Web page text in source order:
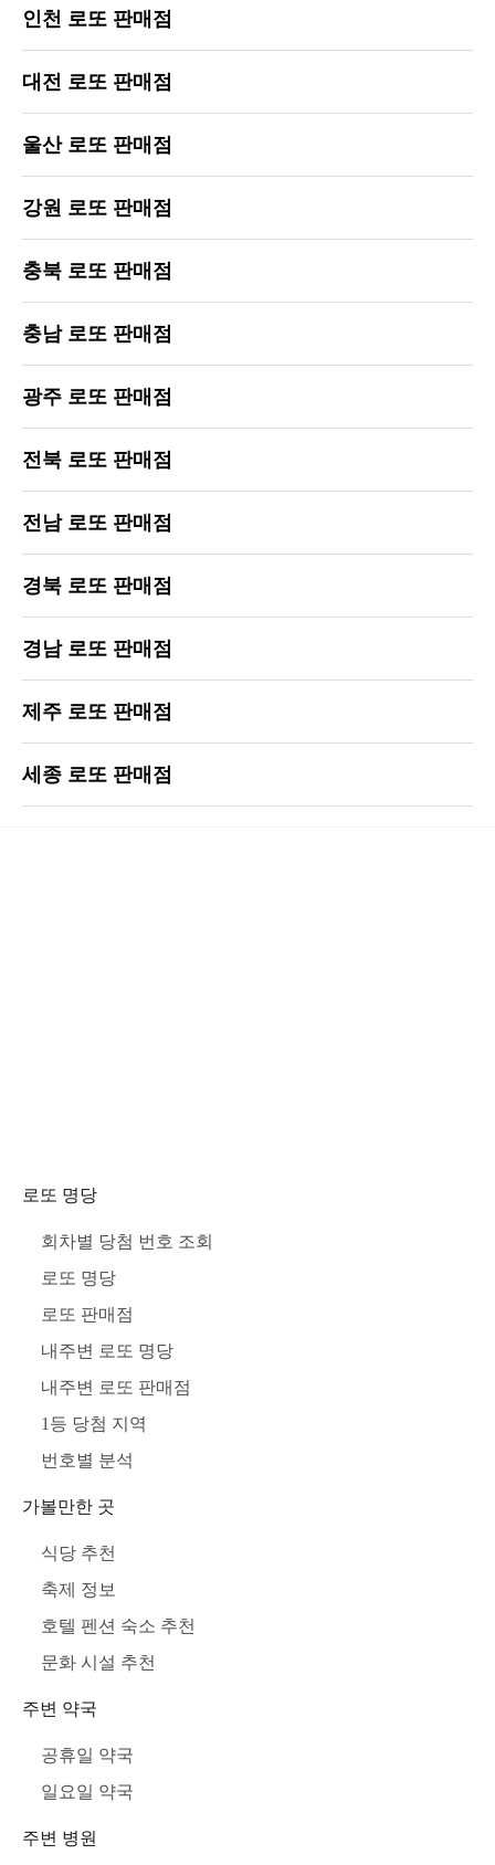
인천 로또 판매점
대전 로또 판매점
울산 로또 판매점
강원 로또 판매점
충북 로또 판매점
충남 로또 판매점
광주 로또 판매점
전북 로또 판매점
전남 로또 판매점
경북 로또 판매점
경남 로또 판매점
제주 로또 판매점
세종 로또 판매점
로또 명당
회차별 당첨 번호 조회
로또 명당
로또 판매점
내주변 로또 명당
내주변 로또 판매점
1등 당첨 지역
번호별 분석
가볼만한 곳
식당 추천
축제 정보
호텔 펜션 숙소 추천
문화 시설 추천
주변 약국
공휴일 약국
일요일 약국
주변 병원